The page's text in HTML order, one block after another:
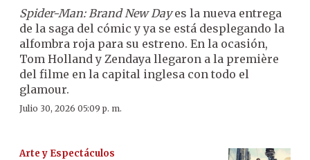
Spider-Man: Brand New Dayes la nueva entrega
de la saga del cómic y ya se está desplegando la
alfombra roja para su estreno. En la ocasión,
Tom Holland y Zendaya llegaron a la première
del filme en la capital inglesa con todo el
glamour.
Julio 30, 2026 05:09 p. m.
Arte y Espectáculos